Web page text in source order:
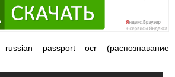
passport ocr (распознавание